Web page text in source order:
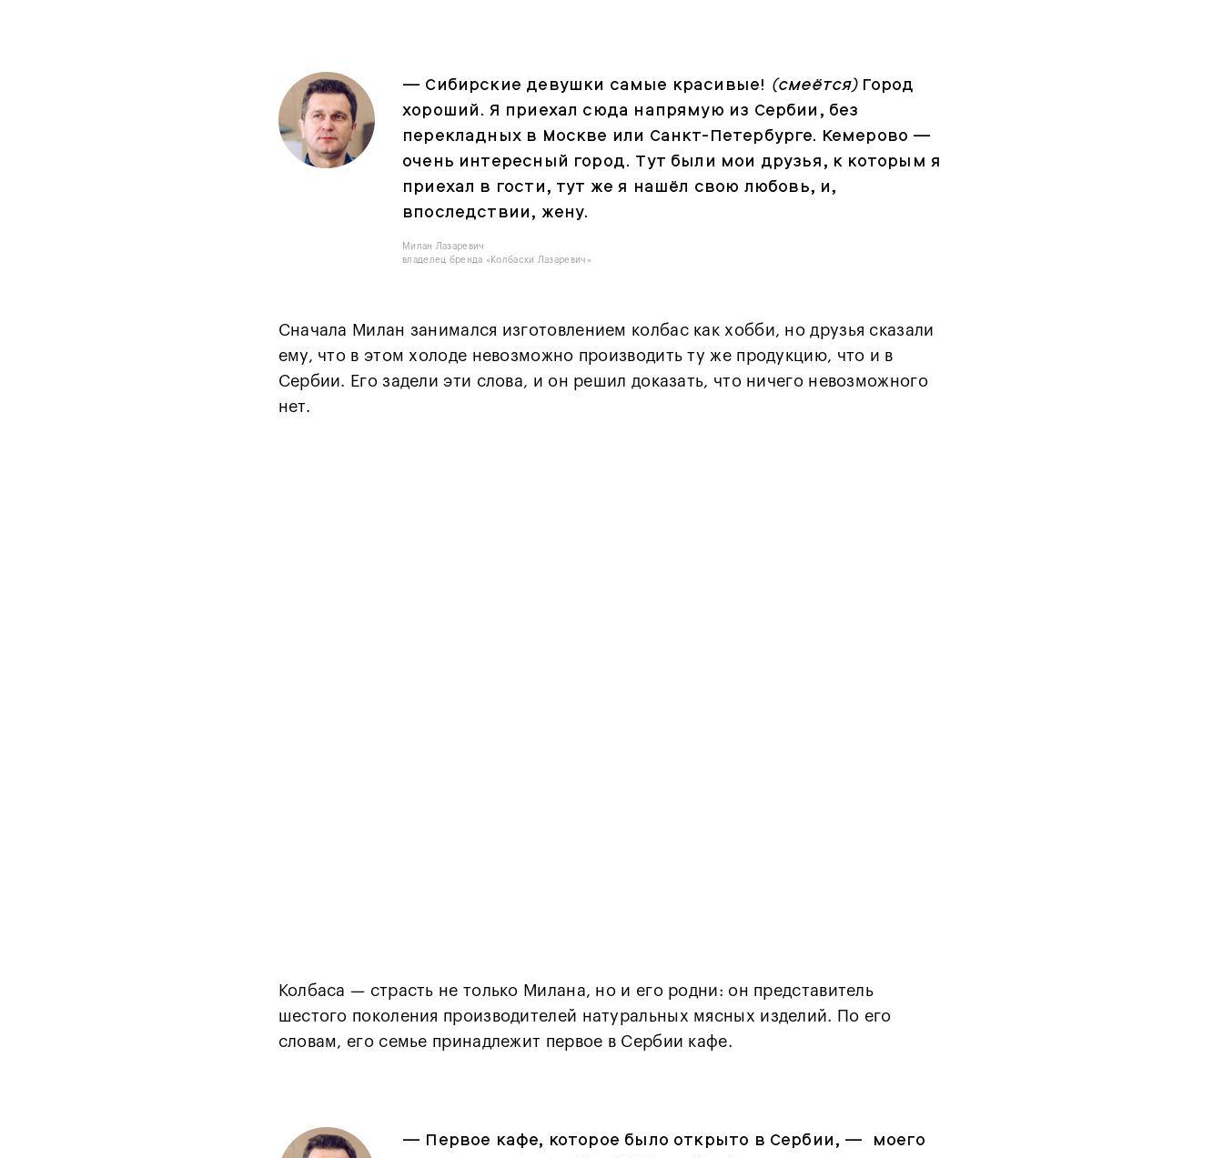
— Сибирские девушки самые красивые! (смеётся)Город
хороший. Я приехал сюда напрямую из Сербии, без
перекладных в Москве или Санкт-Петербурге. Кемерово —
очень интересный город. Тут были мои друзья, к которым я
приехал в гости, тут же я нашёл свою любовь, и,
впоследствии, жену.
Милан Лазаревич
владелец бренда «Колбаски Лазаревич»
Сначала Милан занимался изготовлением колбас как хобби, но друзья сказали
ему, что в этом холоде невозможно производить ту же продукцию, что и в
Сербии. Его задели эти слова, и он решил доказать, что ничего невозможного
нет.
Колбаса — страсть не только Милана, но и его родни: он представитель
шестого поколения производителей натуральных мясных изделий. По его
словам, его семье принадлежит первое в Сербии кафе.
— Первое кафе, которое было открыто в Сербии, — моего